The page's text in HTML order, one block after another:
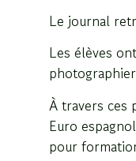
Le journal
Les élèves
À travers ces
Euro
pour